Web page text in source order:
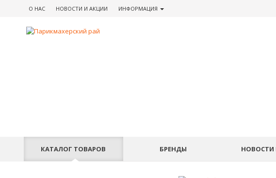
О НАС НОВОСТИ И АКЦИИ ИНФОРМАЦИЯ
КАТАЛОГ ТОВАРОВ БРЕНДЫ НОВОСТИ